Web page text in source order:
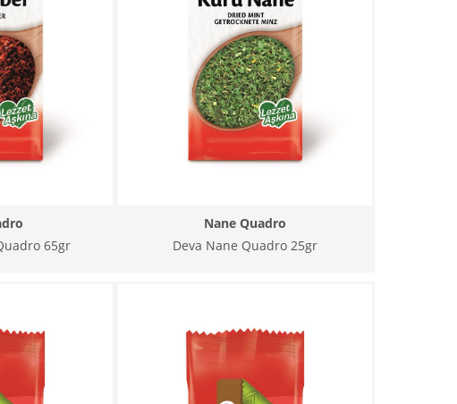
65gr
Nane Quadro
Deva Nane Quadro 25gr